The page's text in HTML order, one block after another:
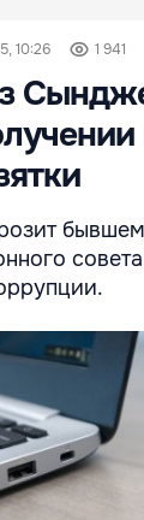
10:26 1 941